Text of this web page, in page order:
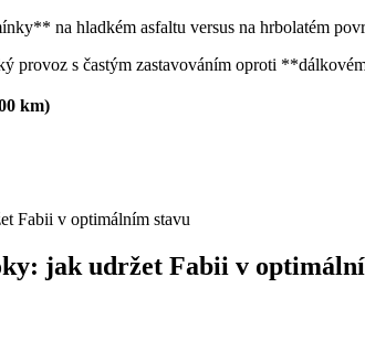
na hladkém asfaltu versus na hrbolatém
provoz s častým zastavováním oproti
km)
jak udržet Fabii v